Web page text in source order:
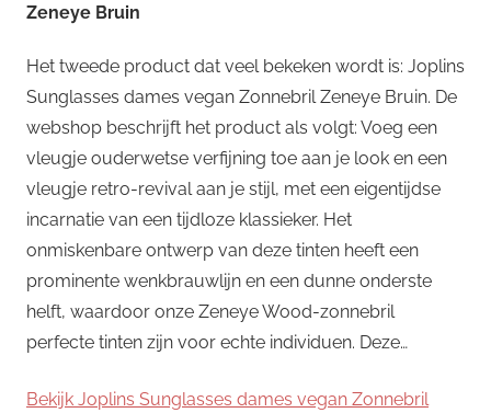
Zeneye Bruin
Het tweede product dat veel bekeken wordt is: Joplins
Sunglasses dames vegan Zonnebril Zeneye Bruin. De
webshop beschrijft het product als volgt: Voeg een
vleugje ouderwetse verfijning toe aan je look en een
vleugje retro-revival aan je stijl, met een eigentijdse
incarnatie van een tijdloze klassieker. Het
onmiskenbare ontwerp van deze tinten heeft een
prominente wenkbrauwlijn en een dunne onderste
helft, waardoor onze Zeneye Wood-zonnebril
perfecte tinten zijn voor echte individuen. Deze…
Bekijk Joplins Sunglasses dames vegan Zonnebril